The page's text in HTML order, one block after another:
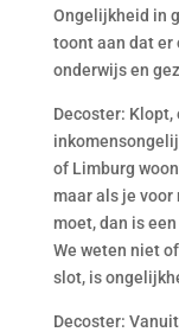
Ongelijkheid in
toont aan dat er
onderwijs en
Decoster: Klopt,
of Limburg
maar als je voor
moet, dan is
We weten niet
slot, is
Decoster: